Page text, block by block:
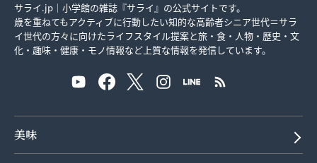
サライ.jp｜小学館の雑誌『サライ』の公式サイトです。
歳を重ねてもアクティブに行動したい知的な高齢者シニア世代＝サラ
イ世代の方々に向けたライフスタイル提案と旅・食・人物・歴史・文
化・趣味・健康・モノ情報など上質な情報を発信しています。
美味